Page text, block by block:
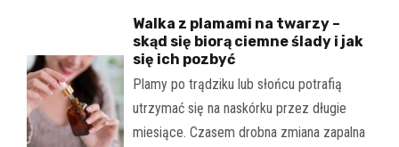
Walka z plamami na twarzy –
skąd się biorą ciemne ślady i jak
się ich pozbyć
Plamy po trądziku lub słońcu potrafią
utrzymać się na naskórku przez długie
miesiące. Czasem drobna zmiana zapalna